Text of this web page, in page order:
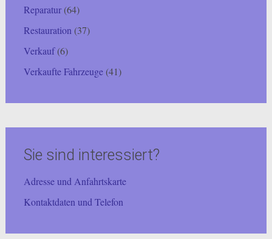
Reparatur(64)
Restauration (37)
Verkauf(6)
Verkaufte Fahrzeuge(41)
Sie sind interessiert?
Adresse und Anfahrtskarte
Kontaktdaten und Telefon